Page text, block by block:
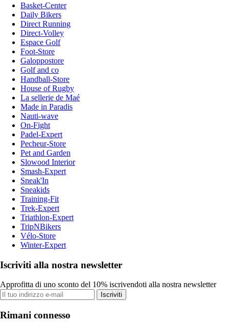
Basket-Center
Daily Bikers
Direct Running
Direct-Volley
Espace Golf
Foot-Store
Galoppostore
Golf and co
Handball-Store
House of Rugby
La sellerie de Maé
Made in Paradis
Nauti-wave
On-Fight
Padel-Expert
Pecheur-Store
Pet and Garden
Slowood Interior
Smash-Expert
Sneak'In
Sneakids
Training-Fit
Trek-Expert
Triathlon-Expert
TripNBikers
Vélo-Store
Winter-Expert
Iscriviti alla nostra newsletter
Approfitta di uno sconto del 10% iscrivendoti alla nostra newsletter
Iscriviti
Rimani connesso